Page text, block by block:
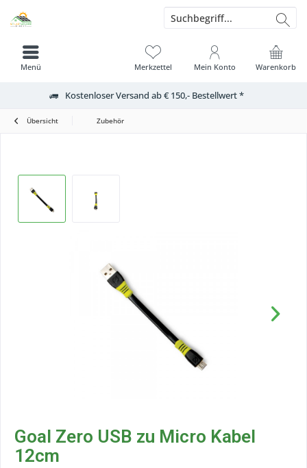
Kostenloser Versand ab € 150,- Bestellwert *
Warenkorb
Merkzettel Mein Konto
Menü
Übersicht Zubehör
Goal Zero USB zu Micro Kabel
12cm